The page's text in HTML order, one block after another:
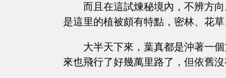
而且在這試煉秘境內，不辨方
是這里的植被頗有特點，密林、花
大半天下來，葉真都是沖著一
來也飛行了好幾萬里路了，但依舊